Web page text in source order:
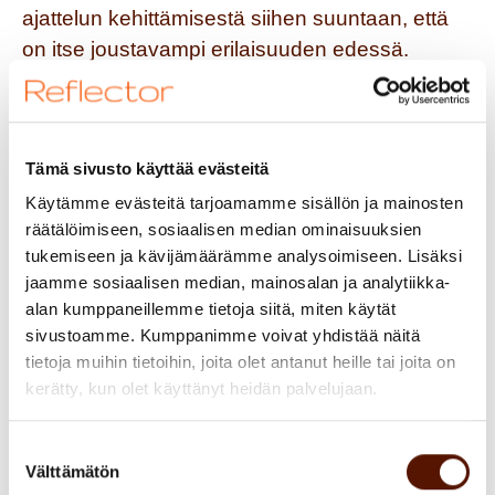
Tämä sivusto käyttää evästeitä
Käytämme evästeitä tarjoamamme sisällön ja mainosten
räätälöimiseen, sosiaalisen median ominaisuuksien
tukemiseen ja kävijämäärämme analysoimiseen. Lisäksi
jaamme sosiaalisen median, mainosalan ja analytiikka-
alan kumppaneillemme tietoja siitä, miten käytät
sivustoamme. Kumppanimme voivat yhdistää näitä
tietoja muihin tietoihin, joita olet antanut heille tai joita on
kerätty, kun olet käyttänyt heidän palvelujaan.
valinta
Välttämätön
ajattelun kehittämisestä siihen suuntaan, että
on itse joustavampi erilaisuuden edessä.
Vanha viisaus on, että emme voi muuttaa
”Kun keskusteluyhteys toisen kanssa ei toimi
erilaisen kommunikointitavan tai asenteen
takia, ajattelen, että hän on sellainen kuin on,
mutta minä pysyn rauhallisena,” kertoi eräs
työpajaan osallistunut. Todellinen zen-asenne!
Teknisen osaamisen ja kovan
sisältöosaamisen lisäksi pidämme erittäin
tärkeinä konsulttiemme ns. ”pehmeitä taitoja”,
joita myös erilaisuuden ymmärtäminen on. Oli
konsulttimme osallistuivat keskusteluun